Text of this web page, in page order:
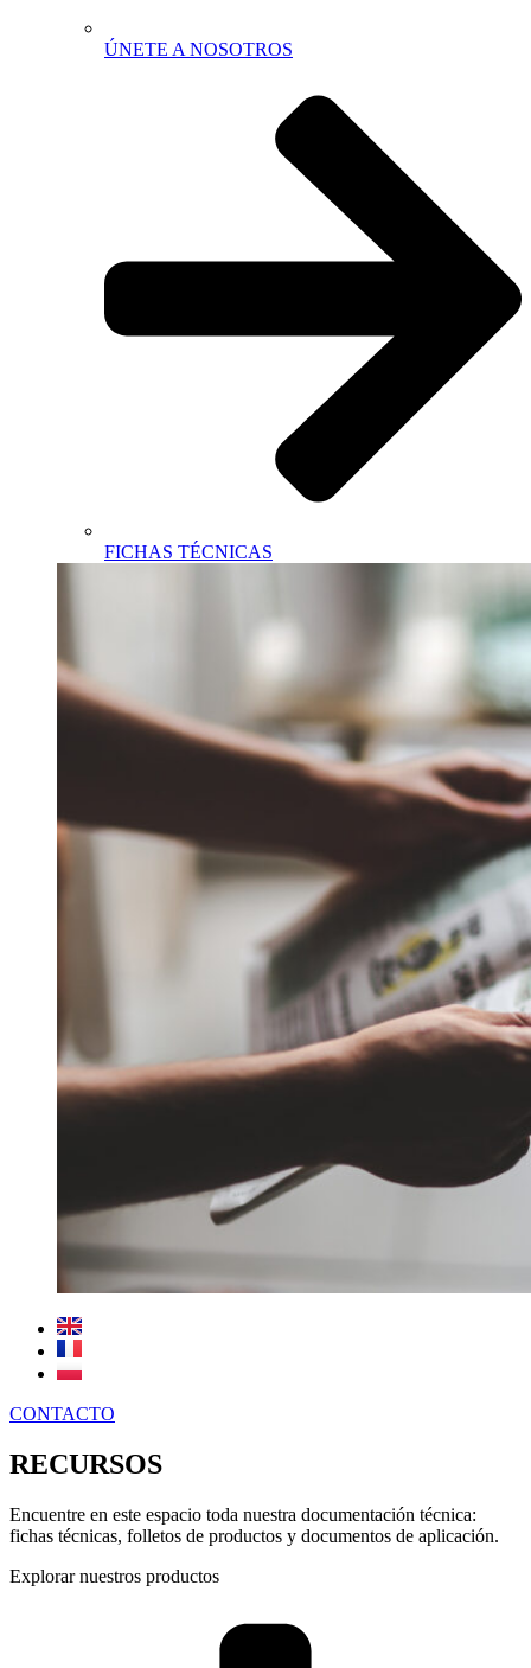
ÚNETE A NOSOTROS
FICHAS TÉCNICAS
CONTACTO
RECURSOS
Encuentre en este espacio toda nuestra documentación técnica:
fichas técnicas, folletos de productos y documentos de aplicación.
Explorar nuestros productos